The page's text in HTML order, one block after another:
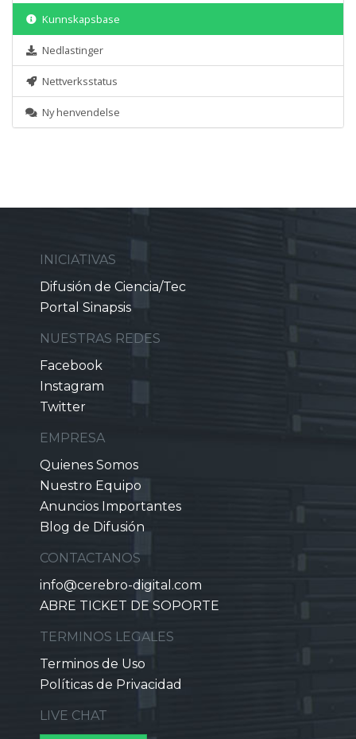
Kunnskapsbase
Nedlastinger
Nettverksstatus
Ny henvendelse
INICIATIVAS
Difusión de Ciencia/Tec
Portal Sinapsis
NUESTRAS REDES
Facebook
Instagram
Twitter
EMPRESA
Quienes Somos
Nuestro Equipo
Anuncios Importantes
Blog de Difusión
CONTACTANOS
info@cerebro-digital.com
ABRE TICKET DE SOPORTE
TERMINOS LEGALES
Terminos de Uso
Políticas de Privacidad
LIVE CHAT